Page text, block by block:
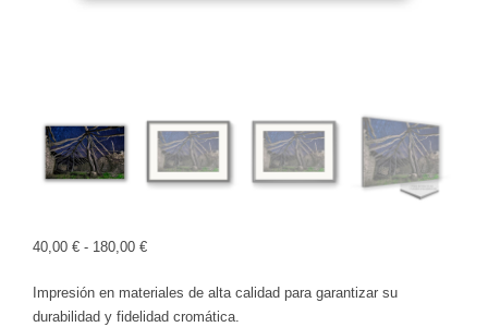
40,00 € - 180,00 €Rango
precios:
desde
Impresión en materiales de alta calidad para garantizar su
durabilidad y fidelidad cromática.